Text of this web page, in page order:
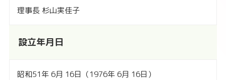
理事長 杉山実佳子
設立年月日
昭和51年 6月 16日（1976年 6月 16日）